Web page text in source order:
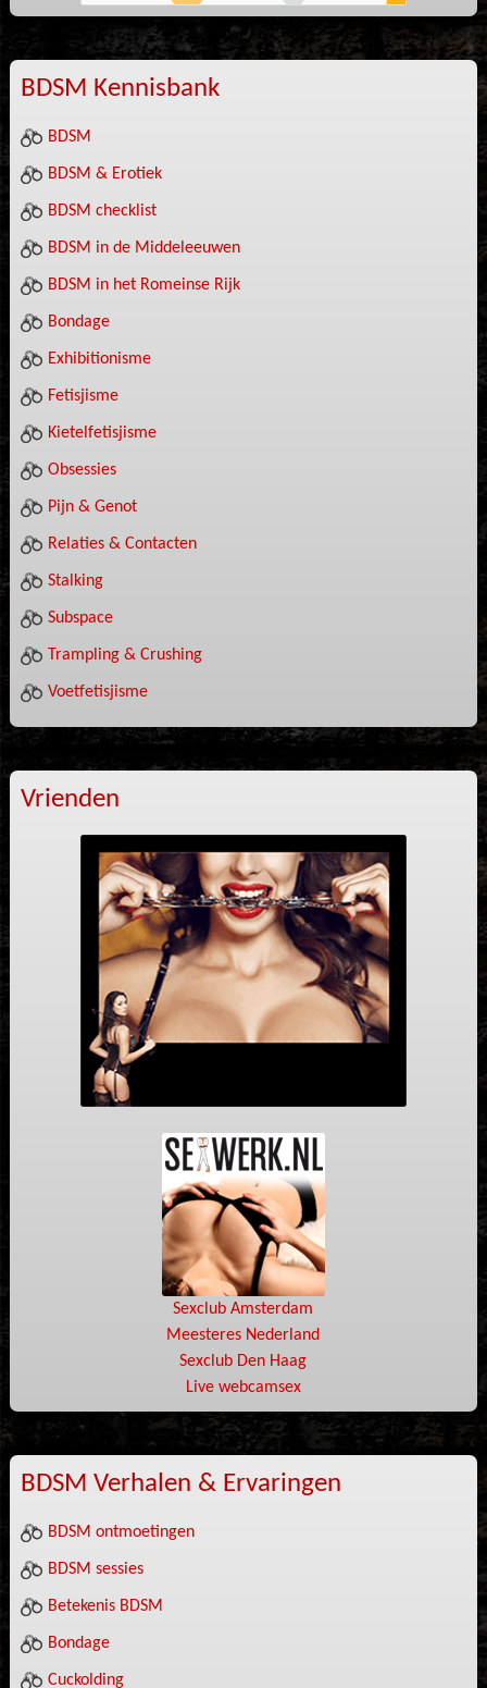
BDSM Kennisbank
BDSM
BDSM & Erotiek
BDSM checklist
BDSM in de Middeleeuwen
BDSM in het Romeinse Rijk
Bondage
Exhibitionisme
Fetisjisme
Kietelfetisjisme
Obsessies
Pijn & Genot
Relaties & Contacten
Stalking
Subspace
Trampling & Crushing
Voetfetisjisme
Vrienden
Sexclub Amsterdam
Meesteres Nederland
Sexclub Den Haag
Live webcamsex
BDSM Verhalen & Ervaringen
BDSM ontmoetingen
BDSM sessies
Betekenis BDSM
Bondage
Cuckolding